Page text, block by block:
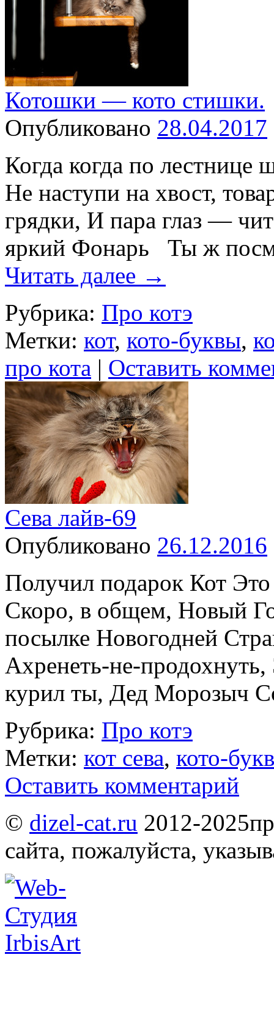
Котошки — кото стишки.
Опубликовано 28.04.2017
Когда когда по лестнице
Не наступи на хвост,
грядки, И пара глаз —
яркий Фонарь Ты ж
Читать далее →
Рубрика: Про котэ
Метки: кот, кото-буквы,
про кота | Оставить
Сева лайв-69
Опубликовано 26.12.2016
Получил подарок Кот
Скоро, в общем, Новый
посылке Новогодней
Ахренеть-не-
курил ты, Дед Морозыч
Рубрика: Про котэ
Метки: кот сева, кото-
Оставить комментарий
© dizel-cat.ru 2012-2025
сайта, пожалуйста,